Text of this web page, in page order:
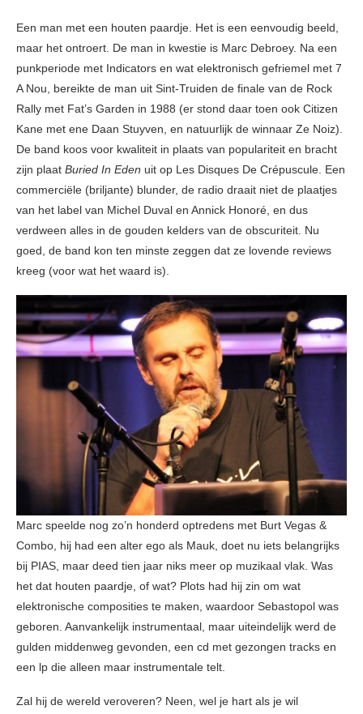
Een man met een houten paardje. Het is een eenvoudig beeld,
maar het ontroert. De man in kwestie is Marc Debroey. Na een
punkperiode met Indicators en wat elektronisch gefriemel met 7
A Nou, bereikte de man uit Sint-Truiden de finale van de Rock
Rally met Fat’s Garden in 1988 (er stond daar toen ook Citizen
Kane met ene Daan Stuyven, en natuurlijk de winnaar Ze Noiz).
De band koos voor kwaliteit in plaats van populariteit en bracht
zijn plaat Buried In Eden uit op Les Disques De Crépuscule. Een
commerciële (briljante) blunder, de radio draait niet de plaatjes
van het label van Michel Duval en Annick Honoré, en dus
verdween alles in de gouden kelders van de obscuriteit. Nu
goed, de band kon ten minste zeggen dat ze lovende reviews
kreeg (voor wat het waard is).
Marc speelde nog zo’n honderd optredens met Burt Vegas &
Combo, hij had een alter ego als Mauk, doet nu iets belangrijks
bij PIAS, maar deed tien jaar niks meer op muzikaal vlak. Was
het dat houten paardje, of wat? Plots had hij zin om wat
elektronische composities te maken, waardoor Sebastopol was
geboren. Aanvankelijk instrumentaal, maar uiteindelijk werd de
gulden middenweg gevonden, een cd met gezongen tracks en
een lp die alleen maar instrumentale telt.
Zal hij de wereld veroveren? Neen, wel je hart als je wil